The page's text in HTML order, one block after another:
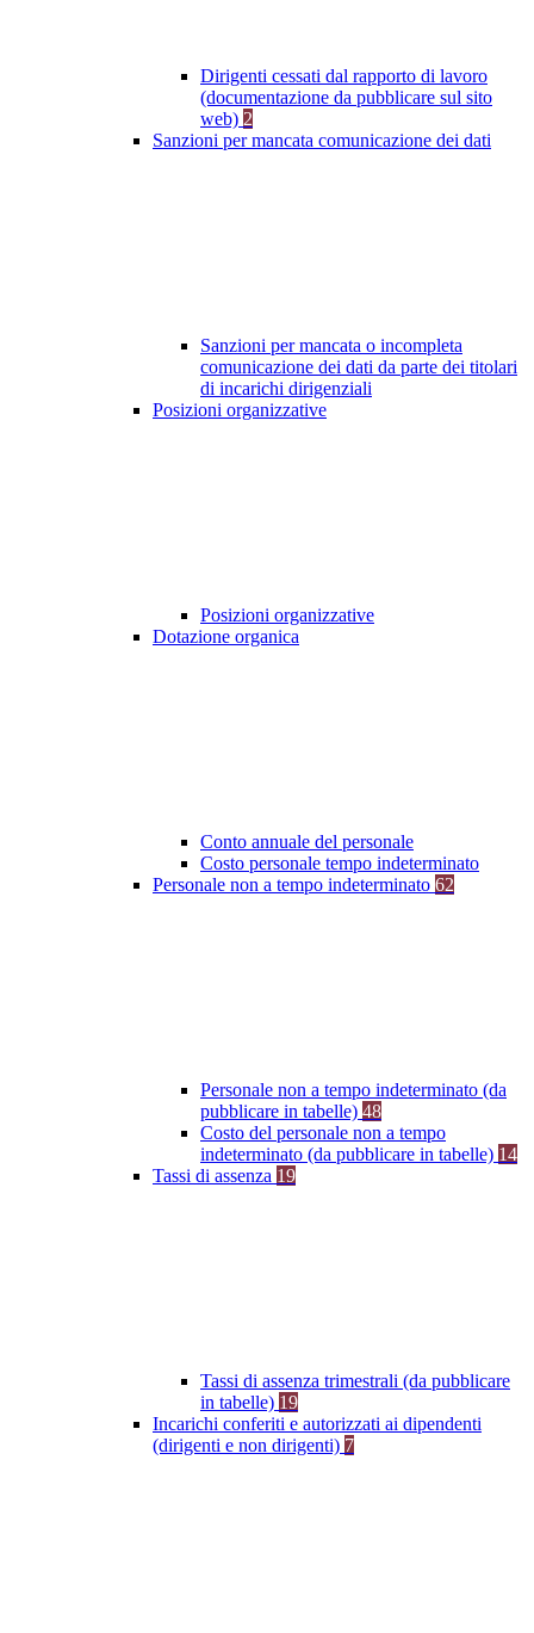
Dirigenti cessati dal rapporto di lavoro
(documentazione da pubblicare sul sito
web) 2
Sanzioni per mancata comunicazione dei dati
Sanzioni per mancata o incompleta
comunicazione dei dati da parte dei titolari
di incarichi dirigenziali
Posizioni organizzative
Posizioni organizzative
Dotazione organica
Conto annuale del personale
Costo personale tempo indeterminato
Personale non a tempo indeterminato 62
Personale non a tempo indeterminato (da
pubblicare in tabelle) 48
Costo del personale non a tempo
indeterminato (da pubblicare in tabelle) 14
Tassi di assenza 19
Tassi di assenza trimestrali (da pubblicare
in tabelle) 19
Incarichi conferiti e autorizzati ai dipendenti
(dirigenti e non dirigenti) 7